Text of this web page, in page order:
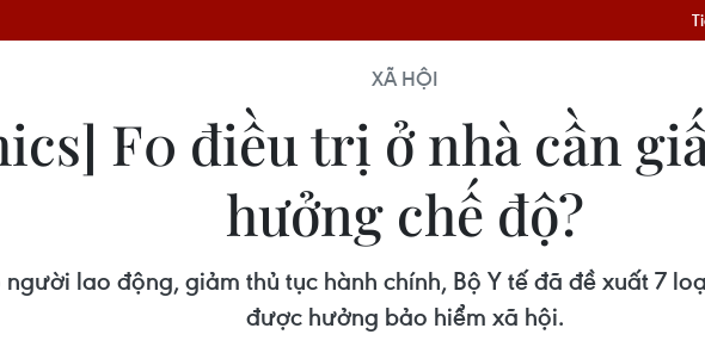
XÃ HỘI
F0 điều trị ở nhà cần
hưởng chế độ?
lao động, giảm thủ tục hành chính, Bộ Y tế đã đề xuất 7
được hưởng bảo hiểm xã hội.